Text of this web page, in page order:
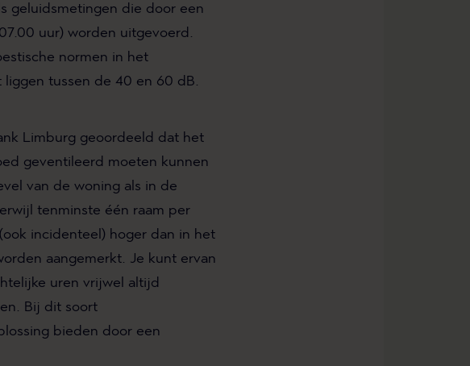
geluidsmetingen die door een
uur) worden uitgevoerd.
normen in het
tussen de 40 en 60 dB.
Limburg geoordeeld dat het
geventileerd moeten kunnen
van de woning als in de
tenminste één raam per
incidenteel) hoger dan in het
aangemerkt. Je kunt ervan
uren vrijwel altijd
Bij dit soort
bieden door een